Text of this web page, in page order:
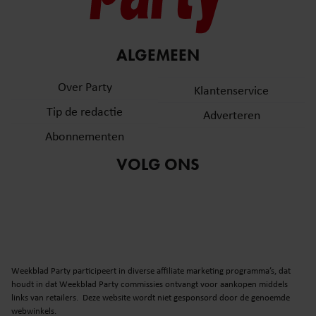
services. U gaat akkoord met onze cookies als u onze
ALGEMEEN
Over Party
Tip de redactie
Abonnementen
Klantenservice
Adverteren
VOLG ONS
Weekblad Party participeert in diverse affiliate marketing programma’s, dat
houdt in dat Weekblad Party commissies ontvangt voor aankopen middels
links van retailers. Deze website wordt niet gesponsord door de genoemde
webwinkels.